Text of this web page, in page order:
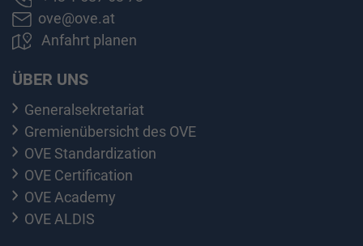
ove@ove.at
Anfahrt planen
ÜBER UNS
Generalsekretariat
Gremienübersicht des OVE
OVE Standardization
OVE Certification
OVE Academy
OVE ALDIS